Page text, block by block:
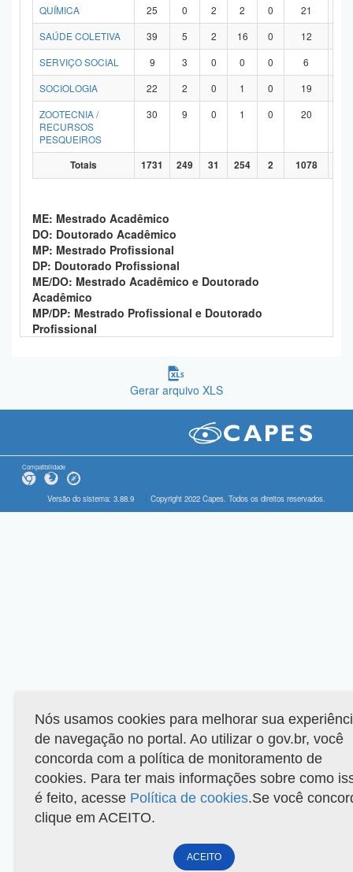
QUÍMICA
25 0 2 2 0 21
SAÚDE COLETIVA
39 5 2 16 0 12
SERVIÇO SOCIAL
9 3 0 0 0 6
SOCIOLOGIA
22 2 0 1 0 19
ZOOTECNIA /
RECURSOS
PESQUEIROS
30 9 0 1 0 20
Totais 1731 249 31 254 2 1078
ME: Mestrado Acadêmico
DO: Doutorado Acadêmico
MP: Mestrado Profissional
DP: Doutorado Profissional
ME/DO: Mestrado Acadêmico e Doutorado
Acadêmico
MP/DP: Mestrado Profissional e Doutorado
Profissional
Gerar arquivo XLS
Compatibilidade
Versão do sistema: 3.88.9 Copyright 2022 Capes. Todos os direitos reservados.
Nós usamos cookies para melhorar sua
de navegação no portal. Ao utilizar o gov.br, você
concorda com a política de monitoramento de
cookies. Para ter mais informações sobre como
é feito, acesse Política de cookies.Se você
clique em ACEITO.
ACEITO